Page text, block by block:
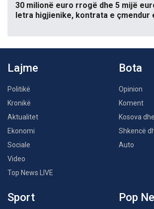
30 milionë euro rrogë dhe 5 mijë
letra higjienike, kontrata e çmendur
Lajme
Politikë
Kronikë
Aktualitet
Ekonomi
Sociale
Video
Top News LIVE
Bota
Opinion
Koment
Kosova
Shkencë
Auto
Sport Pop